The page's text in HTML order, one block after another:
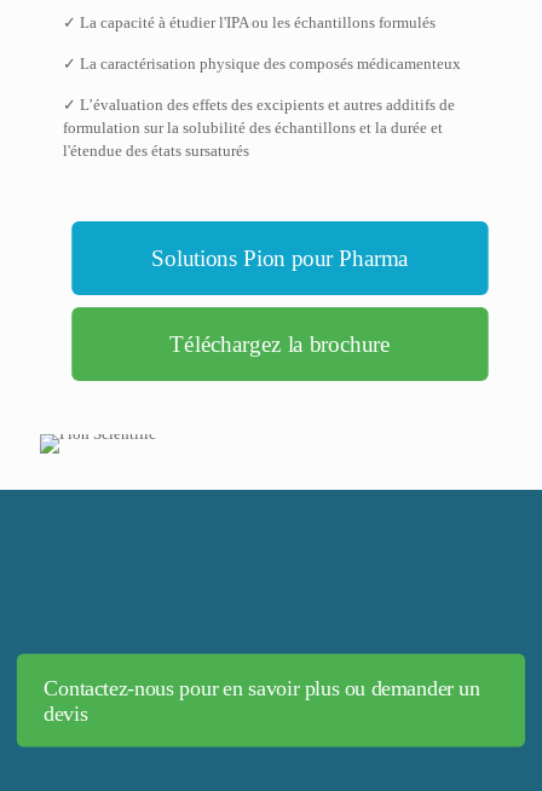
✓ La capacité à étudier l'IPA ou les échantillons formulés
✓ La caractérisation physique des composés médicamenteux
✓ L’évaluation des effets des excipients et autres additifs de
formulation sur la solubilité des échantillons et la durée et
l'étendue des états sursaturés
Solutions Pion pour Pharma
Téléchargez la brochure
Contactez-nous pour en savoir plus ou demander un
devis